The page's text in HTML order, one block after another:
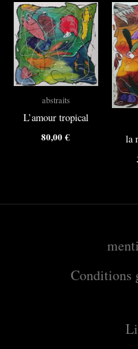
abstraits
L’amour tropical
80,00€
la
Conditions